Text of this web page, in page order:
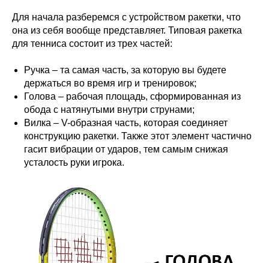
Для начала разберемся с устройством ракетки, что
она из себя вообще представляет. Типовая ракетка
для тенниса состоит из трех частей:
Ручка – та самая часть, за которую вы будете
держаться во время игр и тренировок;
Голова – рабочая площадь, сформированная из
обода с натянутыми внутри струнами;
Вилка – V-образная часть, которая соединяет
конструкцию ракетки. Также этот элемент частично
гасит вибрации от ударов, тем самым снижая
усталость руки игрока.